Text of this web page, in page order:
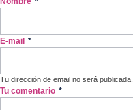
E-mail *
Tu dirección de email no será publicada.
Tu comentario *